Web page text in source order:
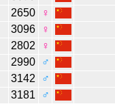
2650
♀
3096
♀
2802
♀
2990
♂
3142
♂
3181
♂